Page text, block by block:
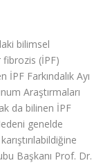
bilimsel
(İPF)
Farkın­dalık Ayı
Araştırmaları
da bilinen İPF
genelde
Başkanı Prof. Dr.